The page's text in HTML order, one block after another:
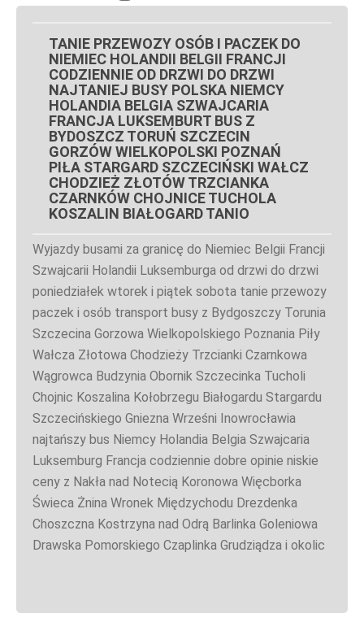
TANIE PRZEWOZY OSÓB I PACZEK DO
NIEMIEC HOLANDII BELGII FRANCJI
CODZIENNIE OD DRZWI DO DRZWI
NAJTANIEJ BUSY POLSKA NIEMCY
HOLANDIA BELGIA SZWAJCARIA
FRANCJA LUKSEMBURT BUS Z
BYDOSZCZ TORUŃ SZCZECIN
GORZÓW WIELKOPOLSKI POZNAŃ
PIŁA STARGARD SZCZECIŃSKI WAŁCZ
CHODZIEŻ ZŁOTÓW TRZCIANKA
CZARNKÓW CHOJNICE TUCHOLA
KOSZALIN BIAŁOGARD TANIO
Wyjazdy busami za granicę do Niemiec Belgii Francji
Szwajcarii Holandii Luksemburga od drzwi do drzwi
poniedziałek wtorek i piątek sobota tanie przewozy
paczek i osób transport busy z Bydgoszczy Torunia
Szczecina Gorzowa Wielkopolskiego Poznania Piły
Wałcza Złotowa Chodzieży Trzcianki Czarnkowa
Wągrowca Budzynia Obornik Szczecinka Tucholi
Chojnic Koszalina Kołobrzegu Białogardu Stargardu
Szczecińskiego Gniezna Wrześni Inowrocławia
najtańszy bus Niemcy Holandia Belgia Szwajcaria
Luksemburg Francja codziennie dobre opinie niskie
ceny z Nakła nad Notecią Koronowa Więcborka
Świeca Żnina Wronek Międzychodu Drezdenka
Choszczna Kostrzyna nad Odrą Barlinka Goleniowa
Drawska Pomorskiego Czaplinka Grudziądza i okolic